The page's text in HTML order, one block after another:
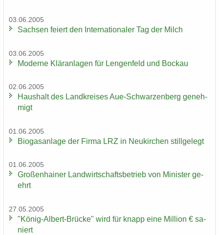
03.06.2005
Sach­sen fei­ert den In­ter­na­tio­na­ler Tag der Milch
03.06.2005
Mo­der­ne Klär­an­la­gen für Len­gen­feld und Bo­ckau
02.06.2005
Haus­halt des Land­krei­ses Aue-​Schwarzenberg ge­neh­
migt
01.06.2005
Bio­gas­an­la­ge der Firma LRZ in Neu­kir­chen still­ge­legt
01.06.2005
Gro­ßen­hai­ner Land­wirt­schafts­be­trieb von Mi­nis­ter ge­
ehrt
27.05.2005
"König-​Albert-Brücke" wird für knapp eine Mil­li­on € sa­
niert